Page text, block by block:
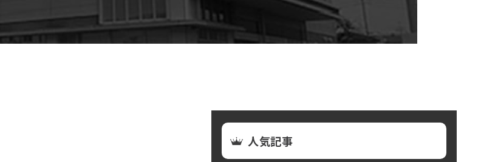
人気記事